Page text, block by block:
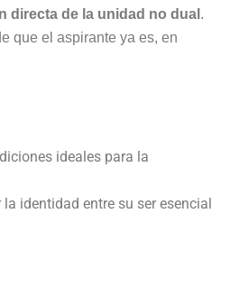
directa de la unidad no dual .
que el aspirante ya es, en
ideales para la
identidad entre su ser esencial